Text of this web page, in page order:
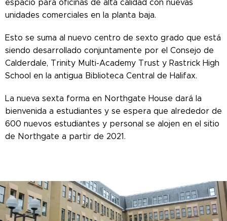
espacio para oficinas de alta calidad con nuevas
unidades comerciales en la planta baja.
Esto se suma al nuevo centro de sexto grado que está
siendo desarrollado conjuntamente por el Consejo de
Calderdale, Trinity Multi-Academy Trust y Rastrick High
School en la antigua Biblioteca Central de Halifax.
La nueva sexta forma en Northgate House dará la
bienvenida a estudiantes y se espera que alrededor de
600 nuevos estudiantes y personal se alojen en el sitio
de Northgate a partir de 2021.